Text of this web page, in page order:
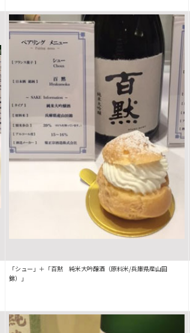
「シュー」＋「百黙 純米大吟醸酒（原料米/兵庫県産山田
錦）」